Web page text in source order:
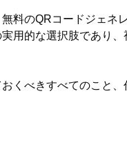
料のQRコードジェネ
用的な選択肢であり
くべきすべてのこと